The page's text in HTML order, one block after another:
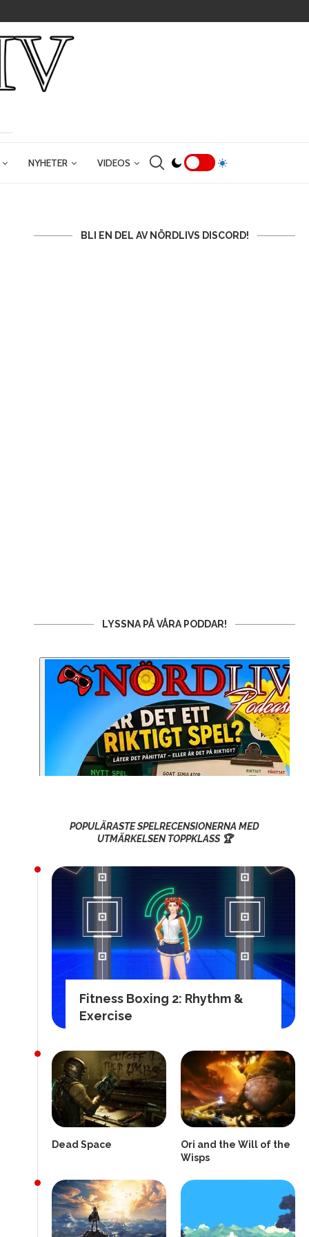
NYHETER VIDEOS
BLI EN DEL AV NÖRDLIVS DISCORD!
LYSSNA PÅ VÅRA PODDAR!
POPULÄRASTE SPELRECENSIONERNA MED
UTMÄRKELSEN TOPPKLASS 🏆
Fitness Boxing 2: Rhythm &
Exercise
Dead Space
Ori and the Will of the
Wisps